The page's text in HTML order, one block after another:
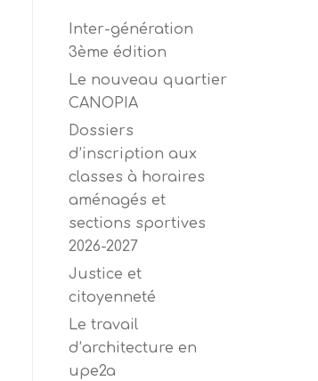
Inter-génération
3ème édition
Le nouveau quartier
CANOPIA
Dossiers
d’inscription aux
classes à horaires
aménagés et
sections sportives
2026-2027
Justice et
citoyenneté
Le travail
d’architecture en
upe2a